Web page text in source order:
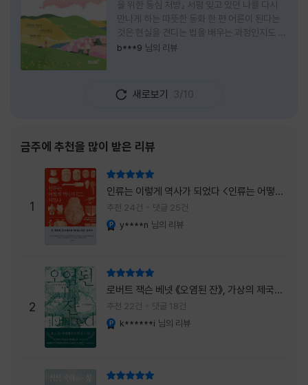
을 위한 동심 처방』 서평 잊고 있던 나를 다시
만나게 하는 따뜻한 동화 한 편 어른이 된다는
것은 현실을 견디는 법을 배우는 과정인지도 모
른다. 해야 할 일은 늘어나고, 책임은 무거워지
효율과 성과를 먼저 생각하는 사람이 되어간다.
『어쩌면 동화는 어른을 위한 것 2 – 지친 영혼
목을 보았을 때는 동화를 다시 읽는 감성 에세
이 정도로 생각했다. 하지만 책장을 넘길수록
깨닫게 된다. 동화는 아이들만을 위한 이야기가
아니라, 삶에 지친 어른들의 마음을 치유하는
가장 순수한 언어라는 사실을 말이다. 이 책은
익숙한
b***9 님의 리뷰
새로보기 3/10
금주에 추천을 많이 받은 리뷰
1
인류는 이렇게 역사가 되었다 <인류는 어떻게
역사가 되었나>
추천 24건 댓글 25건
y****n 님의 리뷰
2
로버트 잭슨 베넷 《오염된 잔》, 가상의 제국이
주는 실감과 미스터리 사건의 치밀함이 이루어
내는 최상의 시너지...
추천 22건 댓글 18건
k******i 님의 리뷰